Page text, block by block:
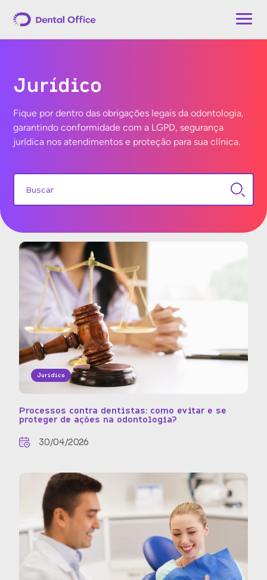
Jurídico
Fique por dentro das obrigações legais da odontologia,
garantindo conformidade com a LGPD, segurança
jurídica nos atendimentos e proteção para sua clínica.
Jurídico
Processos contra dentistas: como evitar e se
proteger de ações na odontologia?
30/04/2026